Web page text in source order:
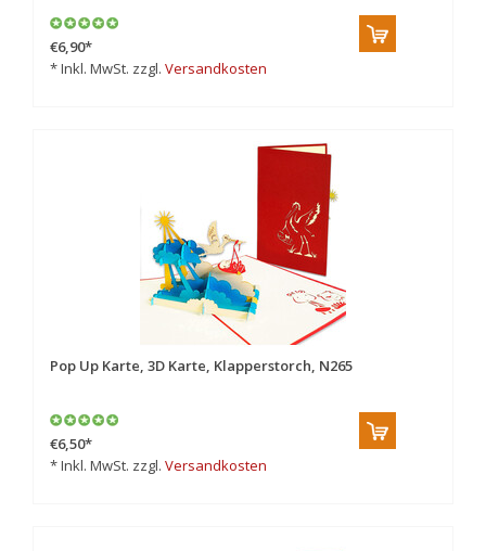
€6,90*
* Inkl. MwSt. zzgl. Versandkosten
Pop Up Karte, 3D Karte, Klapperstorch, N265
€6,50*
* Inkl. MwSt. zzgl. Versandkosten